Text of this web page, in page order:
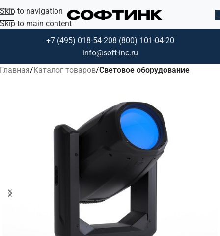
Skip to navigation
Skip to main content
+7 (495) 018-54-208 (800) 101-04-20
info@soft-inc.ru
Главная Каталог товаров Световое оборудование